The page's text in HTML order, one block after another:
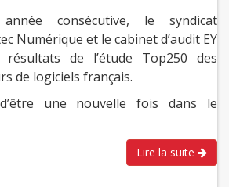
consécutive, le syndicat
Numérique et le cabinet d’audit EY
de l’étude Top250 des
de logiciels français.
une nouvelle fois dans le
Lire la suite